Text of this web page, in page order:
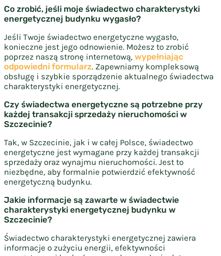
Co zrobić, jeśli moje świadectwo charakterystyki
energetycznej budynku wygasło?
Jeśli Twoje świadectwo energetyczne wygasło,
konieczne jest jego odnowienie. Możesz to zrobić
poprzez naszą stronę internetową, wypełniając
odpowiedni formularz. Zapewniamy kompleksową
obsługę i szybkie sporządzenie aktualnego świadectwa
charakterystyki energetycznej.
Czy świadectwa energetyczne są potrzebne przy
każdej transakcji sprzedaży nieruchomości w
Szczecinie?
Tak, w Szczecinie, jak i w całej Polsce, świadectwo
energetyczne jest wymagane przy każdej transakcji
sprzedaży oraz wynajmu nieruchomości. Jest to
niezbędne, aby formalnie potwierdzić efektywność
energetyczną budynku.
Jakie informacje są zawarte w świadectwie
charakterystyki energetycznej budynku w
Szczecinie?
Świadectwo charakterystyki energetycznej zawiera
informacje o zużyciu energii, efektywności